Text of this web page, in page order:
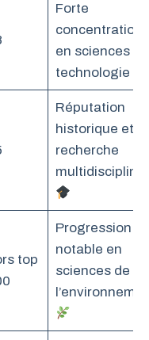
Forte
concentration
en sciences et
technologie
Réputation
historique et
recherche
top
Progression
notable en
sciences de